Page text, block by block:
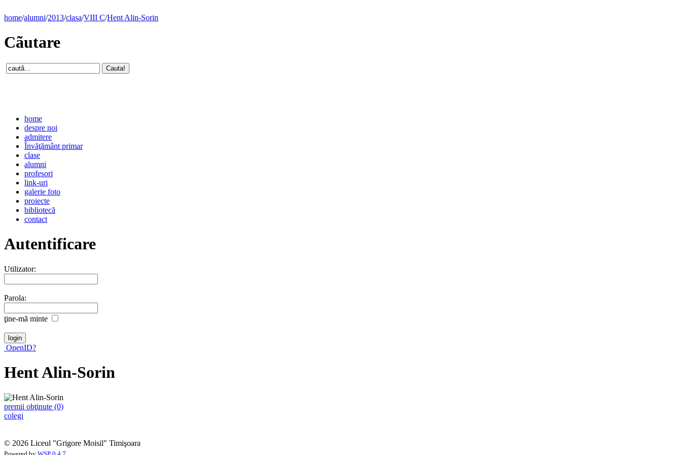
home/alumni/2013/clasa/VIII C/Hent Alin-Sorin
Cãutare
home
despre noi
admitere
Învăţământ primar
clase
alumni
profesori
link-uri
galerie foto
proiecte
bibliotecă
contact
Autentificare
Utilizator:
Parola:
ţine-mã minte
OpenID?
Hent Alin-Sorin
premii obţinute (0)
colegi
© 2026 Liceul "Grigore Moisil" Timişoara